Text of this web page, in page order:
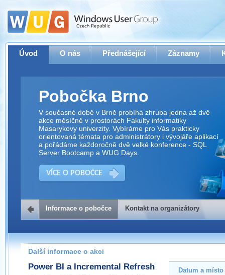
Úvod O nás Přednášející Záznamy
Pobočka Brno
V současné době v Brně probíhá zhruba jedna až dvě
akce měsíčně v prostorách Fakulty informatiky
Masarykovy univerzity. Vybíráme pro Vás prakticky
orientovaná témata pro administrátory i vývojáře aplikací
a pořádáme každoročně dvě velké konference - SQL
Server Bootcamp a WUG Days.
VÍCE O POBOČCE
Kontakt na organizátory
Pokud máte jakýkoliv dotaz na organizátory této akce,
prosím neváhejte nás kontaktovat na e-mailu:
brno@wug.cz
Informace o pobočce Kontakt na organizátory
Další informace o akci
Power BI a Incremental Refresh Datum a